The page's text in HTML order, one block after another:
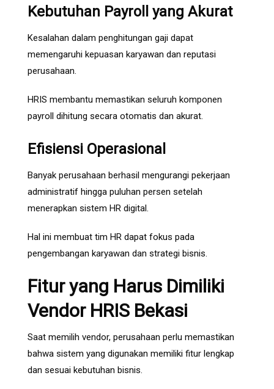
Kebutuhan Payroll yang Akurat
Kesalahan dalam penghitungan gaji dapat
memengaruhi kepuasan karyawan dan reputasi
perusahaan.
HRIS membantu memastikan seluruh komponen
payroll dihitung secara otomatis dan akurat.
Efisiensi Operasional
Banyak perusahaan berhasil mengurangi pekerjaan
administratif hingga puluhan persen setelah
menerapkan sistem HR digital.
Hal ini membuat tim HR dapat fokus pada
pengembangan karyawan dan strategi bisnis.
Fitur yang Harus Dimiliki
Vendor HRIS Bekasi
Saat memilih vendor, perusahaan perlu memastikan
bahwa sistem yang digunakan memiliki fitur lengkap
dan sesuai kebutuhan bisnis.